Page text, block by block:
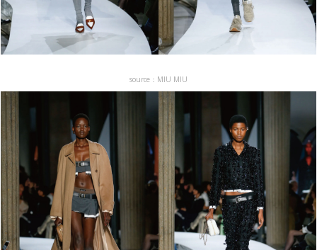
source：MIU MIU